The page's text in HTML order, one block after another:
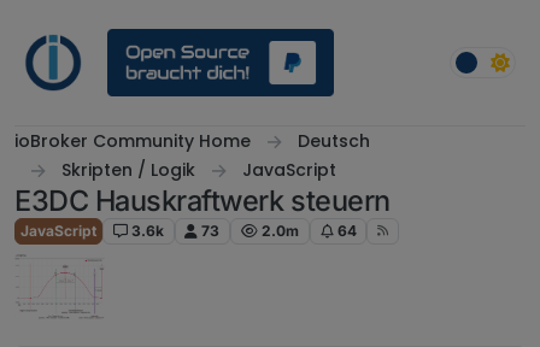
ioBroker Community Home
Deutsch
Skripten / Logik
JavaScript
E3DC Hauskraftwerk steuern
JavaScript 3.6k 73 2.0m 64